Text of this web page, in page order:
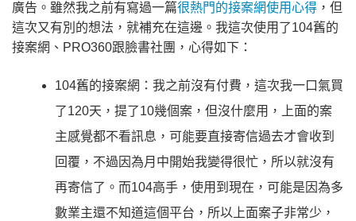
廣告。雖然我之前有寫過一篇很熱門的接案網使用心得 ，但
這次又有別的想法，就補充在這邊。我這次使用了104舊的
接案網、PRO360跟臉書社團，心得如下：
104舊的接案網：我之前沒有付費，這次我一口氣買
了120天，提了10幾個案，但沒什麼用，上面的案
主感覺都不看訊息，可能要直接寄信過去才會收到
回覆，不過因為月中開始我變得很忙，所以就沒有
再寄信了。而104高手，使用到現在，可能是因為多
數業主還不知道這個平台，所以上面案子非常少，